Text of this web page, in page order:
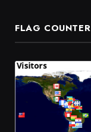
FLAG COUNTER